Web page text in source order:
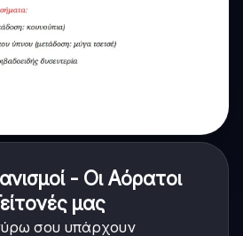
- Οι Αόρατοι
μας
σου υπάρχουν